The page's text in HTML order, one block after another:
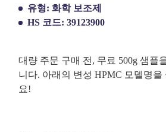
유형: 화학 보조제
HS 코드: 39123900
대량 주문 구매 전, 무료 500g 샘플
니다. 아래의 변성 HPMC 모델명을
요!